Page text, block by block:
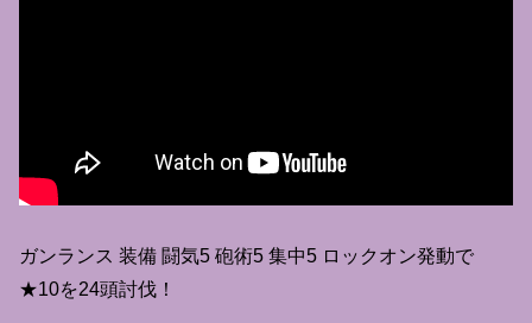
ガンランス 装備 闘気5 砲術5 集中5 ロックオン発動で
★10を24頭討伐！